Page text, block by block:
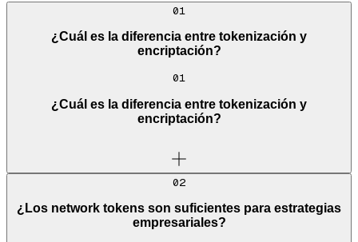
01
¿Cuál es la diferencia entre tokenización y
encriptación?
01
¿Cuál es la diferencia entre tokenización y
encriptación?
02
¿Los network tokens son suficientes para estrategias
empresariales?